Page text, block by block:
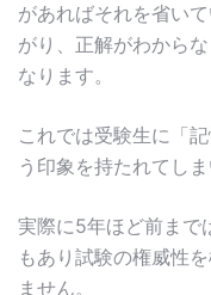
があればそれを省い
がり、正解がわから
なります。
これでは受験生に「
う印象を持たれてし
実際に5年ほど前まで
もあり試験の権威性
ません。